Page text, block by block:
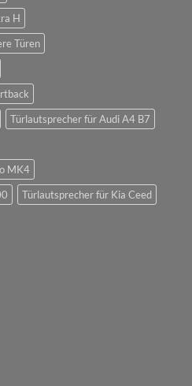
H
Türen
Türlautsprecher für Audi A4 B7
MK4
Türlautsprecher für Kia Ceed